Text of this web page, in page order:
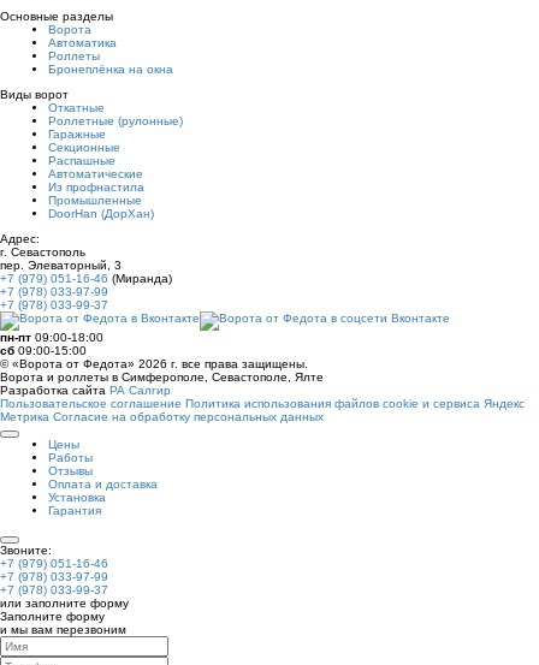
Основные разделы
Ворота
Автоматика
Роллеты
Бронеплёнка на окна
Виды ворот
Откатные
Роллетные (рулонные)
Гаражные
Секционные
Распашные
Автоматические
Из профнастила
Промышленные
DoorHan (ДорХан)
Адрес:
г. Севастополь
пер. Элеваторный, 3
+7 (979) 051-16-46 (Миранда)
+7 (978) 033-97-99
+7 (978) 033-99-37
пн-пт 09:00-18:00
сб 09:00-15:00
© «Ворота от Федота» 2026 г. все права защищены.
Ворота и роллеты в Симферополе, Севастополе, Ялте
Разработка сайта РА Салгир
Пользовательское соглашение Политика использования файлов cookie и сервиса Яндекс
Метрика Согласие на обработку персональных данных
Цены
Работы
Отзывы
Оплата и доставка
Установка
Гарантия
Звоните:
+7 (979) 051-16-46
+7 (978) 033-97-99
+7 (978) 033-99-37
или заполните форму
Заполните форму
и мы вам перезвоним